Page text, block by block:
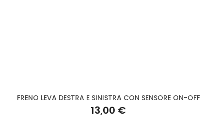
FRENO LEVA DESTRA E SINISTRA CON SENSORE ON-OFF
13,00 €